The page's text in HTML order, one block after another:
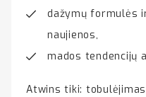
dažymų formulės
naujienos,
mados tendencijų
Atwins tiki: